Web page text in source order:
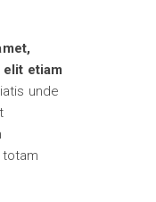
etiam
unde